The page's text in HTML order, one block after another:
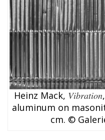
Heinz Mack, Vibration
aluminum on
cm. ©